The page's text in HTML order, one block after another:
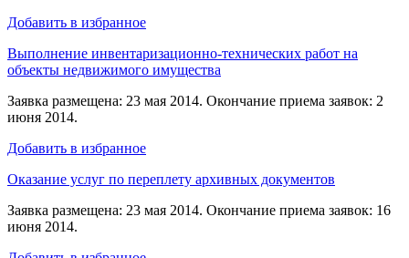
Добавить в избранное
Выполнение инвентаризационно-технических работ на
объекты недвижимого имущества
Заявка размещена: 23 мая 2014. Окончание приема заявок: 2
июня 2014.
Добавить в избранное
Оказание услуг по переплету архивных документов
Заявка размещена: 23 мая 2014. Окончание приема заявок: 16
июня 2014.